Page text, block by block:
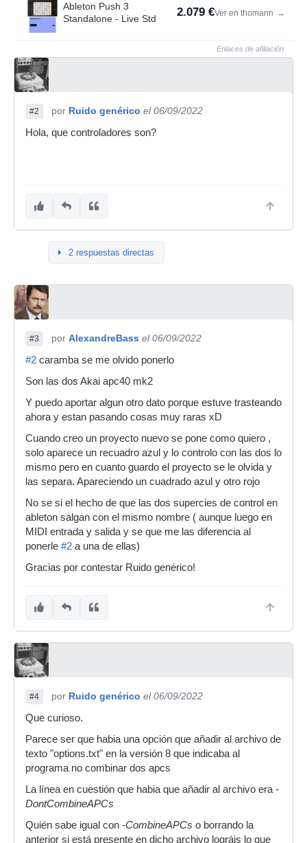
Ableton Push 3
Standalone - Live Std
2.079 €Ver en thomann →
Enlaces de afiliación
#2 por Ruido genérico el 06/09/2022
Hola, que controladores son?
2 respuestas directas
#3 por AlexandreBass el 06/09/2022
#2 caramba se me olvido ponerlo
Son las dos Akai apc40 mk2
Y puedo aportar algun otro dato porque estuve trasteando
ahora y estan pasando cosas muy raras xD
Cuando creo un proyecto nuevo se pone como quiero ,
solo aparece un recuadro azul y lo controlo con las dos lo
mismo pero en cuanto guardo el proyecto se le olvida y
las separa. Apareciendo un cuadrado azul y otro rojo
No se si el hecho de que las dos supercies de control en
ableton salgan con el mismo nombre ( aunque luego en
MIDI entrada y salida y se que me las diferencia al
ponerle #2 a una de ellas)
Gracias por contestar Ruido genérico!
#4 por Ruido genérico el 06/09/2022
Que curioso.
Parece ser que habia una opción que añadir al archivo de
texto "options.txt" en la versión 8 que indicaba al
programa no combinar dos apcs
La línea en cuestión que habia que añadir al archivo era -
DontCombineAPCs
Quién sabe igual con -CombineAPCs o borrando la
anterior si está presente en dicho archivo lográis lo que